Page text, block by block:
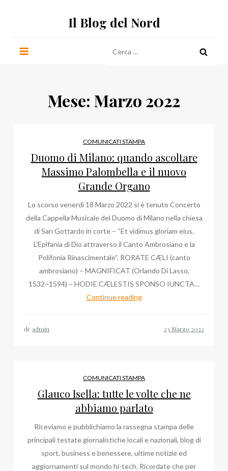
Il Blog del Nord
per:
Mese: Marzo 2022
COMUNICATI STAMPA
Duomo di Milano: quando ascoltare
Massimo Palombella e il nuovo
Grande Organo
Lo scorso venerdì 18 Marzo 2022 si è tenuto Concerto
della Cappella Musicale del Duomo di Milano nella chiesa
di San Gottardo in corte – “Et vidimus gloriam eius.
L’Epifania di Dio attraverso il Canto Ambrosiano e la
Polifonia Rinascimentale“. RORATE CÆLI (canto
ambrosiano) – MAGNIFICAT (Orlando Di Lasso,
1532−1594) – HODIE CÆLESTIS SPONSO IUNCTA…
Continue readingDuomo
Palombella
il
nuovo
Grande
Organo
di: admin
COMUNICATI STAMPA
Glauco Isella: tutte le volte che ne
abbiamo parlato
Riceviamo e pubblichiamo la rassegna stampa delle
principali testate giornalistiche locali e nazionali, blog di
sport, business e benessere, ultime notizie ed
aggiornamenti sul mondo hi-tech. Ricordate che per